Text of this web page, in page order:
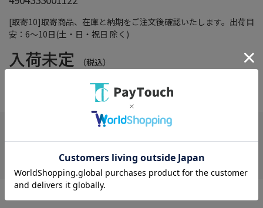
[取寄10]取寄商品、在庫と納期をご注文後確認いたします。出荷目
安：6～10日(土・日・祝日 除く)
入荷未定 （税込）
在庫がありません
にじみを抑え、筆運び滑らか